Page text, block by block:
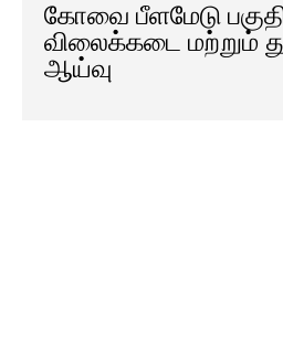
கோவை பீளமேடு
விலைக்கடை மற்றும்
ஆய்வு